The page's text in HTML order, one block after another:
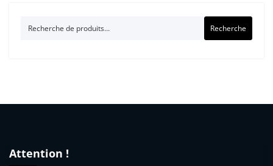
Recherche
Attention !